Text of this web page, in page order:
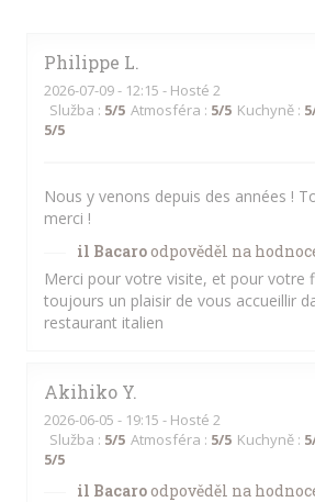
Philippe L
2026-07-09- 12:15 - Hosté 2
Služba : 5/5 Atmosféra : 5/5 Kuchyně : 5
5/5
Nous y venons depuis des années !
merci !
il Bacaroodpověděl na
Merci pour votre visite, et pour votre
toujours un plaisir de vous accueillir
restaurant italien
Akihiko Y
2026-06-05 - 19:15 - Hosté 2
Služba : 5/5 Atmosféra : 5/5 Kuchyně : 5
5/5
il Bacaroodpověděl na